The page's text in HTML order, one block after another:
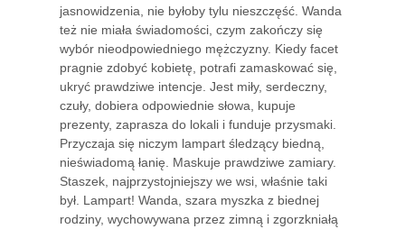
jasnowidzenia, nie byłoby tylu nieszczęść. Wanda
też nie miała świadomości, czym zakończy się
wybór nieodpowiedniego mężczyzny. Kiedy facet
pragnie zdobyć kobietę, potrafi zamaskować się,
ukryć prawdziwe intencje. Jest miły, serdeczny,
czuły, dobiera odpowiednie słowa, kupuje
prezenty, zaprasza do lokali i funduje przysmaki.
Przyczaja się niczym lampart śledzący biedną,
nieświadomą łanię. Maskuje prawdziwe zamiary.
Staszek, najprzystojniejszy we wsi, właśnie taki
był. Lampart! Wanda, szara myszka z biednej
rodziny, wychowywana przez zimną i zgorzkniałą